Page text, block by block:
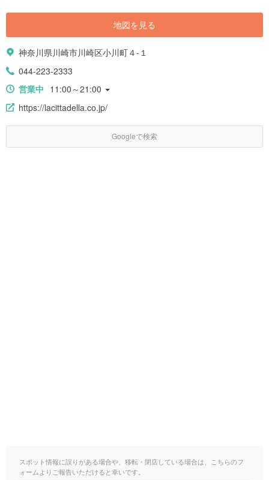
地図を見る
神奈川県川崎市川崎区小川町４-１
044-223-2333
営業中 11:00～21:00
https://lacittadella.co.jp/
Googleで検索
スポット情報に誤りがある場合や、移転・閉店している場合は、こちらのフ
ォームよりご報告いただけると幸いです。